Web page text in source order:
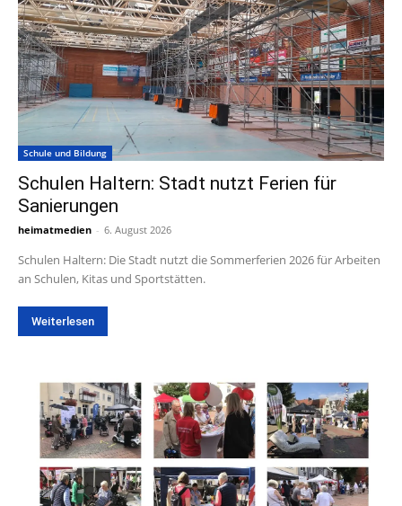
Schule und Bildung
Schulen Haltern: Stadt nutzt Ferien für
Sanierungen
heimatmedien - 6. August 2026
Schulen Haltern: Die Stadt nutzt die Sommerferien 2026 für Arbeiten
an Schulen, Kitas und Sportstätten.
Weiterlesen